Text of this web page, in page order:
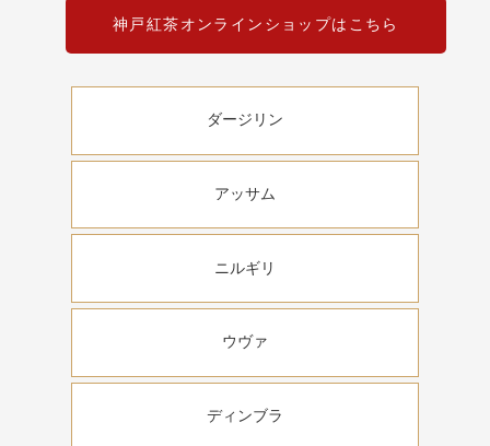
神戸紅茶オンラインショップはこちら
ダージリン
アッサム
ニルギリ
ウヴァ
ディンブラ